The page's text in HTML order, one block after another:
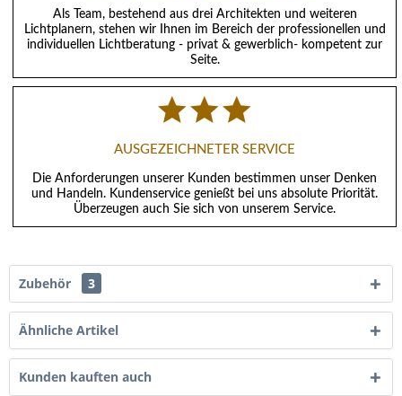
Als Team, bestehend aus drei Architekten und weiteren
Lichtplanern, stehen wir Ihnen im Bereich der professionellen und
individuellen Lichtberatung - privat & gewerblich- kompetent zur
Seite.
AUSGEZEICHNETER SERVICE
Die Anforderungen unserer Kunden bestimmen unser Denken
und Handeln. Kundenservice genießt bei uns absolute Priorität.
Überzeugen auch Sie sich von unserem Service.
Zubehör 3
Ähnliche Artikel
Kunden kauften auch